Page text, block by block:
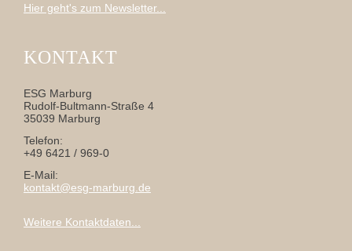
Hier geht's zum Newsletter...
KONTAKT
ESG Marburg
Rudolf-Bultmann-Straße 4
35039 Marburg
Telefon:
+49 6421 / 969-0
E-Mail:
kontakt@esg-marburg.de
Weitere Kontaktdaten...